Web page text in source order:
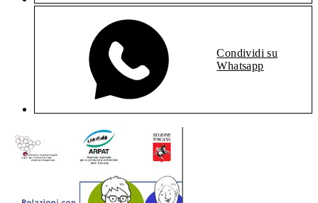
Condividi su
Whatsapp